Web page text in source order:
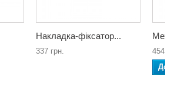
Накладка-фіксатор...
337 грн.
454
До